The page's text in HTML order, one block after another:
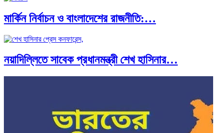
মার্কিন নির্বাচন ও বাংলাদেশের রাজনীতি:…
নয়াদিল্লিতে সাবেক প্রধানমন্ত্রী শেখ হাসিনার…